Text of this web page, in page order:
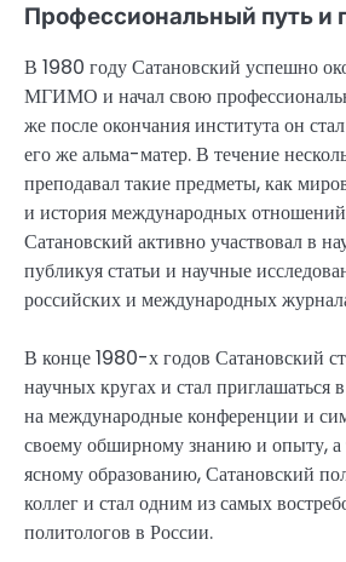
Профессиональный путь и
В 1980 году Сатановский успешно
МГИМО и начал свою
же после окончания института он
его же альма-матер. В течение
преподавал такие предметы, как
и история международных
Сатановский активно участвовал в
публикуя статьи и научные
российских и международных
В конце 1980-х годов Сатановский
научных кругах и стал приглашаться
на международные конференции и
своему обширному знанию и опыту, а
ясному образованию, Сатановский
коллег и стал одним из самых
политологов в России.